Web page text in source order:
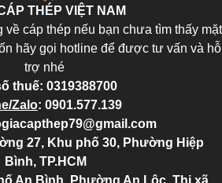
THÉP VIỆT NAM
về cáp thép nếu bạn chưa tìm thấy mặt
hãy gọi hotline để được tư vấn và hỗ
trợ nhé
thuế: 0319388700
Zalo: 0901.577.139
27, Khu phố 30, Phường Hiệp
Bình, TP.HCM
An Bình, Phường An Lộc, Thị xã